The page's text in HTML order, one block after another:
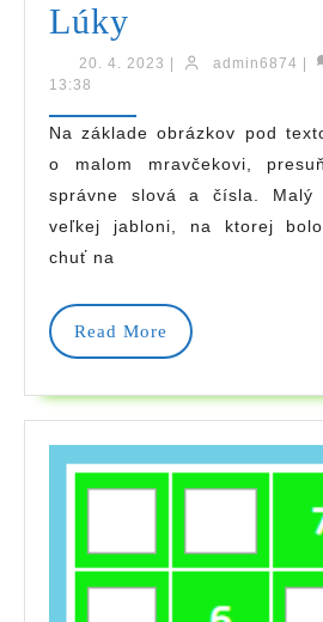
Lúky
Na
Ceste
Okolo
Lúky
20. 4. 2023 20.
admin6874
13:38
Na základe obrázkov pod
o malom mravčekovi,
správne slová a čísla. Malý
veľkej jabloni, na ktorej
chuť na
Read More
Read